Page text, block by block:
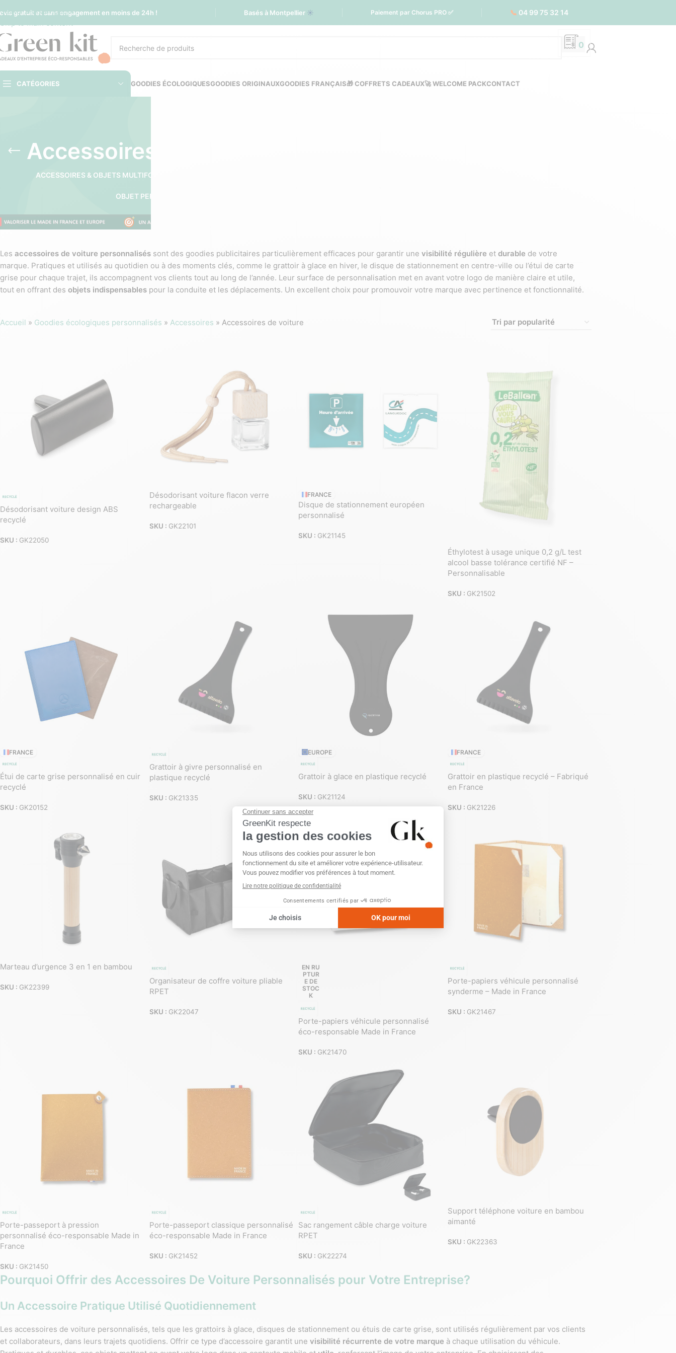
Sauter à la navigation
Skip to main content
gratuit et sans engagement en moins de 24h ! Basés à Montpellier ☀️ Paiement par Chorus PRO ✅ 📞 04 99 75 32 14
0
CATÉGORIES GOODIES ÉCOLOGIQUESGOODIES ORIGINAUXGOODIES FRANÇAIS🎁 COFFRETS CADEAUX🚀 WELCOME PACKCONTACT
Accessoires voiture personnalisés éco-responsables
ACCESSOIRES & OBJETS MULTIFONCTIONS
OBJET PERSONNALISÉ ANIMAUX
Les accessoires de voiture personnalisés sont des goodies publicitaires particulièrement efficaces pour garantir une visibilité régulière et durable de votre
marque. Pratiques et utilisés au quotidien ou à des moments clés, comme le grattoir à glace en hiver, le disque de stationnement en centre-ville ou l’étui de carte
grise pour chaque trajet, ils accompagnent vos clients tout au long de l’année. Leur surface de personnalisation met en avant votre logo de manière claire et utile,
tout en offrant des objets indispensables pour la conduite et les déplacements. Un excellent choix pour promouvoir votre marque avec pertinence et fonctionnalité.
Accueil » Goodies écologiques personnalisés » Accessoires » Accessoires de voiture
Désodorisant voiture design ABS
recyclé
SKU : GK22050
Désodorisant voiture flacon verre
rechargeable
SKU : GK22101
FRANCE
Disque de stationnement européen
personnalisé
SKU : GK21145
Éthylotest à usage unique 0,2 g/L test
alcool basse tolérance certifié NF –
Personnalisable
SKU : GK21502
FRANCE
Étui de carte grise personnalisé en cuir
recyclé
SKU : GK20152
Grattoir à givre personnalisé en
plastique recyclé
SKU : GK21335
EUROPE
Grattoir à glace en plastique recyclé
SKU : GK21124
FRANCE
Grattoir en plastique recyclé – Fabriqué
en France
SKU : GK21226
Marteau d’urgence 3 en 1 en bambou
SKU : GK22399
Organisateur de coffre voiture pliable
RPET
SKU : GK22047
EN RU
PTUR
E DE
STOC
K
Porte-papiers véhicule personnalisé
éco-responsable Made in France
SKU : GK21470
Porte-papiers véhicule personnalisé
synderme – Made in France
SKU : GK21467
Porte-passeport à pression
personnalisé éco-responsable Made in
France
SKU : GK21450
Porte-passeport classique personnalisé
éco-responsable Made in France
SKU : GK21452
Sac rangement câble charge voiture
RPET
SKU : GK22274
Support téléphone voiture en bambou
aimanté
SKU : GK22363
Pourquoi Offrir des Accessoires De Voiture Personnalisés pour Votre Entreprise?
Un Accessoire Pratique Utilisé Quotidiennement
Les accessoires de voiture personnalisés, tels que les grattoirs à glace, disques de stationnement ou étuis de carte grise, sont utilisés régulièrement par vos clients
et collaborateurs, dans leurs trajets quotidiens. Offrir ce type d’accessoire garantit une visibilité récurrente de votre marque à chaque utilisation du véhicule.